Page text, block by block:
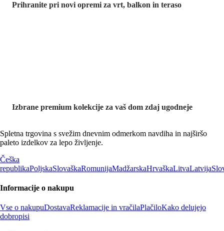
Prihranite pri novi opremi za vrt, balkon in teraso
Izbrane premium kolekcije za vaš dom zdaj ugodneje
Spletna trgovina s svežim dnevnim odmerkom navdiha in najširšo
paleto izdelkov za lepo življenje.
Češka
republikaPoljskaSlovaškaRomunijaMadžarskaHrvaškaLitvaLatvija
Informacije o nakupu
Vse o nakupuDostavaReklamacije in vračilaPlačiloKako delujejo
dobropisi